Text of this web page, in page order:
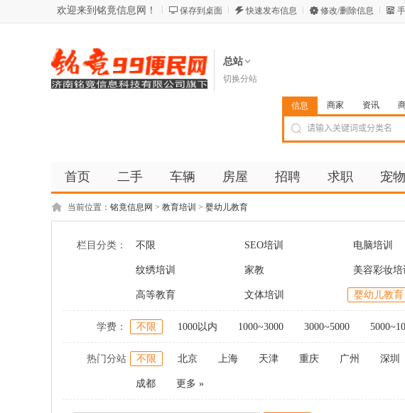
欢迎来到铭竟信息网！ 保存到桌面 快速发布信息 修改/删除信息
总站
切换分站
信息 商家 资讯
首页 二手 车辆 房屋 招聘 求职 宠物
当前位置： 铭竟信息网 > 教育培训 > 婴幼儿教育
栏目分类： 不限 SEO培训 电脑培训
纹绣培训 家教 美容彩妆培
高等教育 文体培训 婴幼儿教育
学费： 不限 1000以内 1000~3000 3000~5000
热门分站 不限 北京 上海 天津 重庆 广州 深圳
成都 更多 »